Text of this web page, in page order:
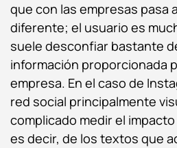
que con las empresas pasa
diferente; el usuario es
suele desconfiar bastante
información proporcionada
empresa. En el caso de
red social principalmente
complicado medir el
es decir, de los textos que